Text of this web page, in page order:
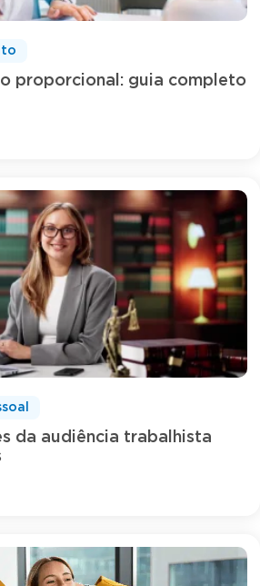
proporcional: guia completo
da audiência trabalhista